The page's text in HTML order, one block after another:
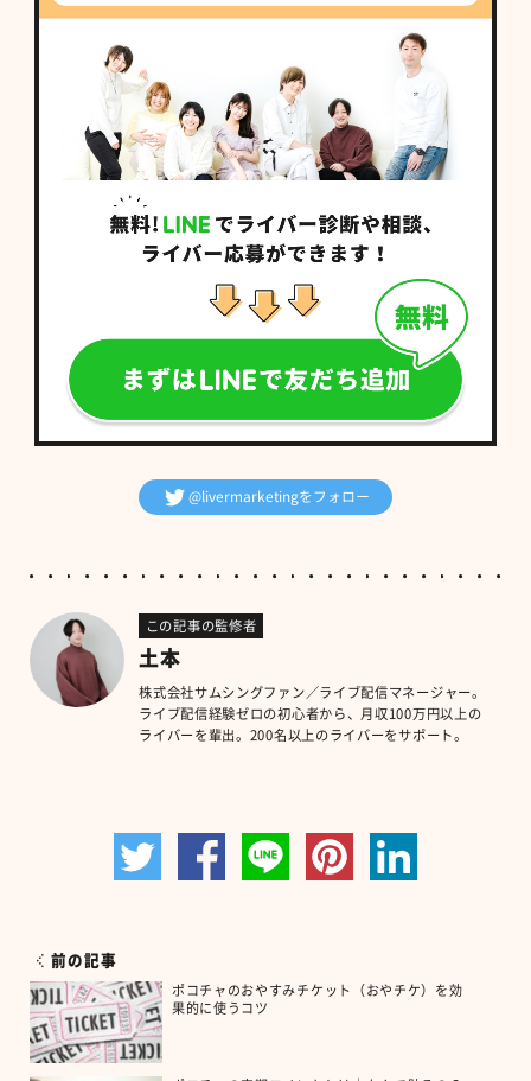
@livermarketingをフォロー
この記事の監修者
土本
株式会社サムシングファン／ライブ配信マネージャー。
ライブ配信経験ゼロの初心者から、月収100万円以上の
ライバーを輩出。200名以上のライバーをサポート。
前の記事
ポコチャのおやすみチケット（おやチケ）を効
果的に使うコツ